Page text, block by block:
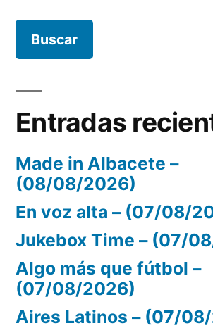
Entradas
Made in Albacete –
(08/08/2026)
En voz alta – (07/08/
Jukebox Time – (07/
Algo más que fútbol –
(07/08/2026)
Aires Latinos – (07/